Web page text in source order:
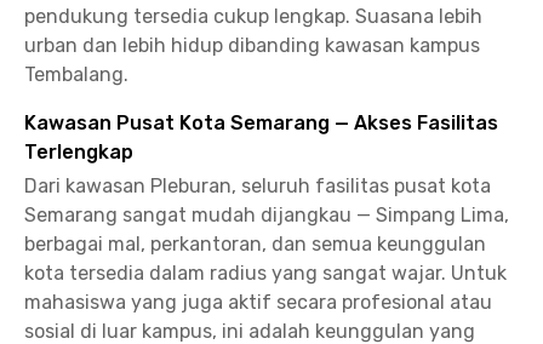
pendukung tersedia cukup lengkap. Suasana lebih
urban dan lebih hidup dibanding kawasan kampus
Tembalang.
Kawasan Pusat Kota Semarang — Akses Fasilitas
Terlengkap
Dari kawasan Pleburan, seluruh fasilitas pusat kota
Semarang sangat mudah dijangkau — Simpang Lima,
berbagai mal, perkantoran, dan semua keunggulan
kota tersedia dalam radius yang sangat wajar. Untuk
mahasiswa yang juga aktif secara profesional atau
sosial di luar kampus, ini adalah keunggulan yang